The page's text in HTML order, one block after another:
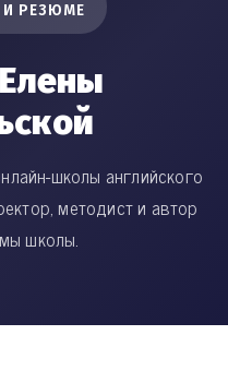
И РЕЗЮМЕ
школы английского
методист и автор
школы.